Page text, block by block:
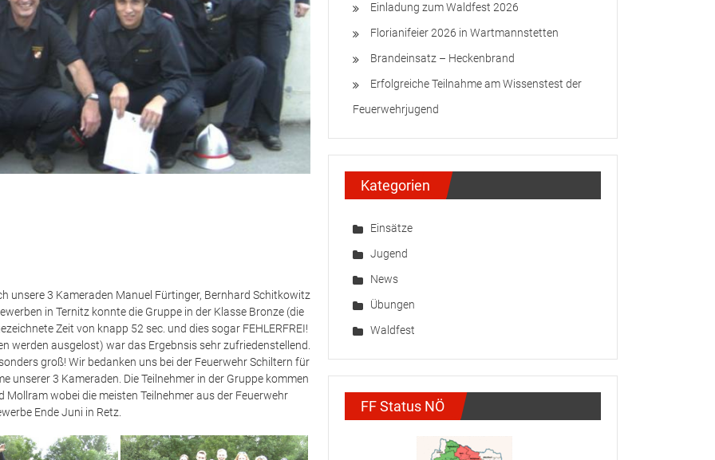
unsere 3 Kameraden Manuel Fürtinger, Bernhard Schitkowitz
in Ternitz konnte die Gruppe in der Klasse Bronze (die
Zeit von knapp 52 sec. und dies sogar FEHLERFREI!
werden ausgelost) war das Ergebnsis sehr zufriedenstellend.
groß! Wir bedanken uns bei der Feuerwehr Schiltern für
unserer 3 Kameraden. Die Teilnehmer in der Gruppe kommen
wobei die meisten Teilnehmer aus der Feuerwehr
Ende Juni in Retz.
Einladung zum Waldfest 2026
Florianifeier 2026 in Wartmannstetten
Brandeinsatz – Heckenbrand
Erfolgreiche Teilnahme am Wissenstest der
Feuerwehrjugend
Kategorien
Einsätze
Jugend
News
Übungen
Waldfest
FF Status NÖ